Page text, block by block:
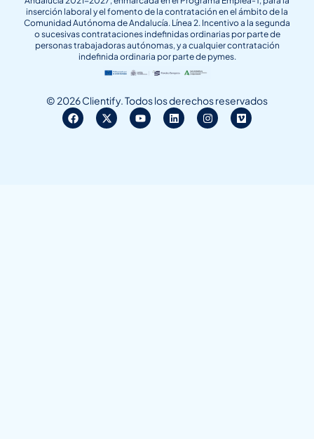
inserción laboral y el fomento de la contratación en el ámbito de la
Comunidad Autónoma de Andalucía. Línea 2. Incentivo a la segunda
o sucesivas contrataciones indefinidas ordinarias por parte de
personas trabajadoras autónomas, y a cualquier contratación
indefinida ordinaria por parte de pymes.
© 2026 Clientify. Todos los derechos reservados